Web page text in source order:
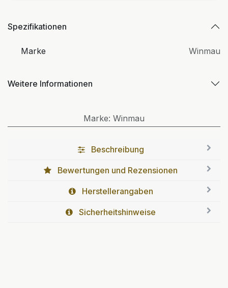
Spezifikationen
Marke Winmau
Weitere Informationen
Marke: Winmau
Beschreibung
Bewertungen und Rezensionen
Herstellerangaben
Sicherheitshinweise